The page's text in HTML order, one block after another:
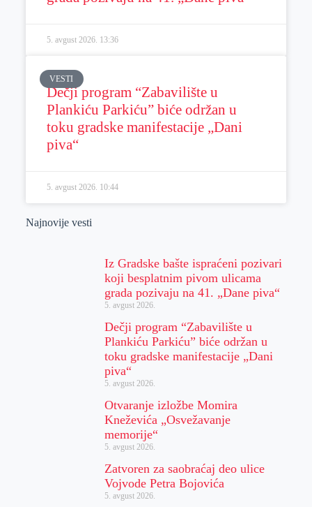
5. avgust 2026. 13:36
VESTI
Dečji program “Zabavilište u
Plankiću Parkiću” biće održan u
toku gradske manifestacije „Dani
piva“
5. avgust 2026. 10:44
Najnovije vesti
Iz Gradske bašte ispraćeni pozivari
koji besplatnim pivom ulicama
grada pozivaju na 41. „Dane piva“
5. avgust 2026.
Dečji program “Zabavilište u
Plankiću Parkiću” biće održan u
toku gradske manifestacije „Dani
piva“
5. avgust 2026.
Otvaranje izložbe Momira
Kneževića „Osvežavanje
memorije“
5. avgust 2026.
Zatvoren za saobraćaj deo ulice
Vojvode Petra Bojovića
5. avgust 2026.